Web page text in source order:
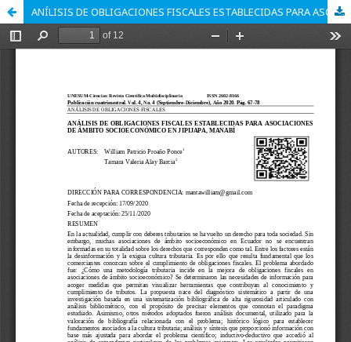
ANÍLISIS DE OBLIGACIONES FISCALES ESTABLECIDAS PARA ASOCIACIONES DE ÍMBITO SOCIOECONÓMICO EN JIPIJAPA, MANABÍ